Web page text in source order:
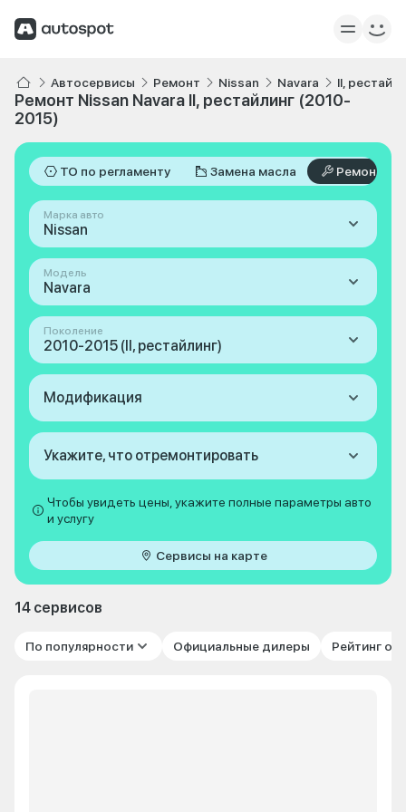
Автосервисы Ремонт Nissan Navara II,
Ремонт Nissan Navara II, рестайлинг (2010-
2015)
ТО по регламенту Замена масла Ремонт
Марка авто
Nissan
Модель
Navara
Поколение
2010-2015 (II, рестайлинг)
Модификация
Укажите, что отремонтировать
Чтобы увидеть цены, укажите полные параметры авто
и услугу
Сервисы на карте
14 сервисов
По популярности Официальные дилеры Рейтинг